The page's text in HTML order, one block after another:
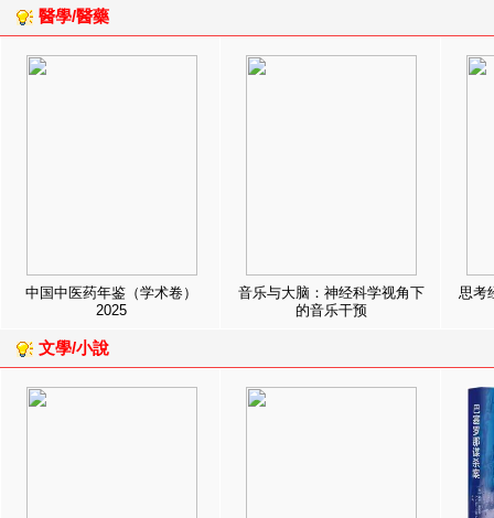
醫學/醫藥
中国中医药年鉴（学术卷）
2025
音乐与大脑：神经科学视角下
的音乐干预
思考
文學/小說